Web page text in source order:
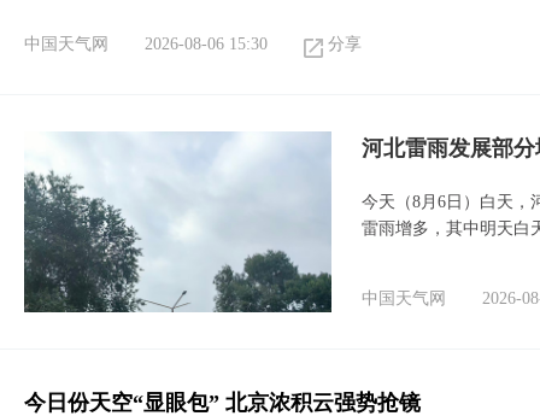
中国天气网 2026-08-06 15:30 分享
河北雷雨发展部
今天（8月6日）白天，
雷雨增多，其中明天白
中国天气网 2026-
今日份天空“显眼包” 北京浓积云强势抢镜